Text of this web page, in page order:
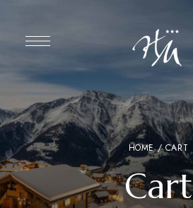
HOME/ CART
Cart